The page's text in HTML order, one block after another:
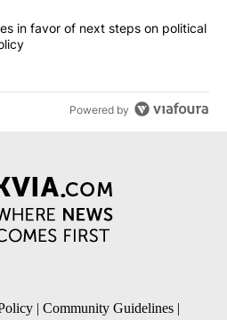
Council votes in favor of next
in favor of next steps on political
Powered by
| Community Guidelines |